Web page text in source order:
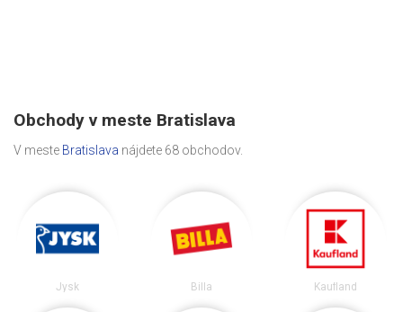
Obchody v meste Bratislava
V meste Bratislava nájdete 68 obchodov.
Jysk Billa Kaufland